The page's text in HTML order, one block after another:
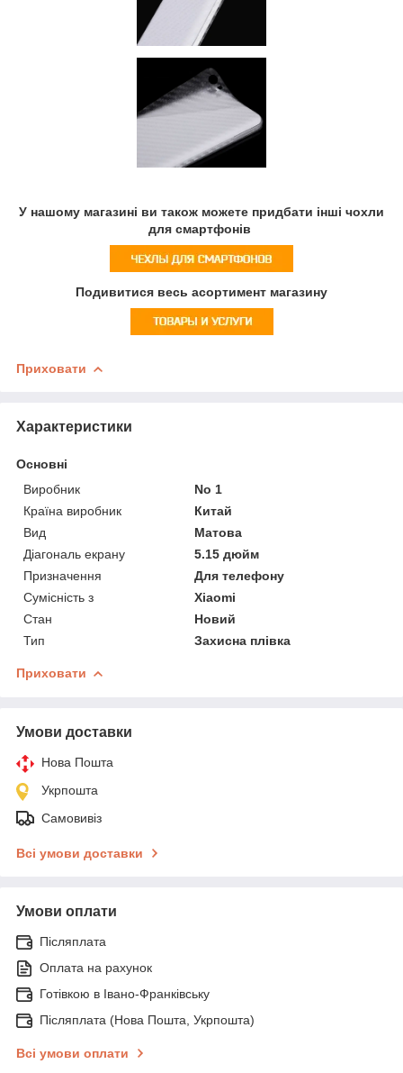
У нашому магазині ви також можете придбати інші чохли
для смартфонів
Подивитися весь асортимент магазину
Приховати
Характеристики
Основні
Виробник
No 1
Країна виробник
Китай
Вид
Матова
Діагональ екрану
5.15 дюйм
Призначення
Для телефону
Сумісність з
Xiaomi
Стан
Новий
Тип
Захисна плівка
Приховати
Умови доставки
Нова Пошта
Укрпошта
Самовивіз
Всі умови доставки
Умови оплати
Післяплата
Оплата на рахунок
Готівкою в Івано-Франківську
Післяплата (Нова Пошта, Укрпошта)
Всі умови оплати